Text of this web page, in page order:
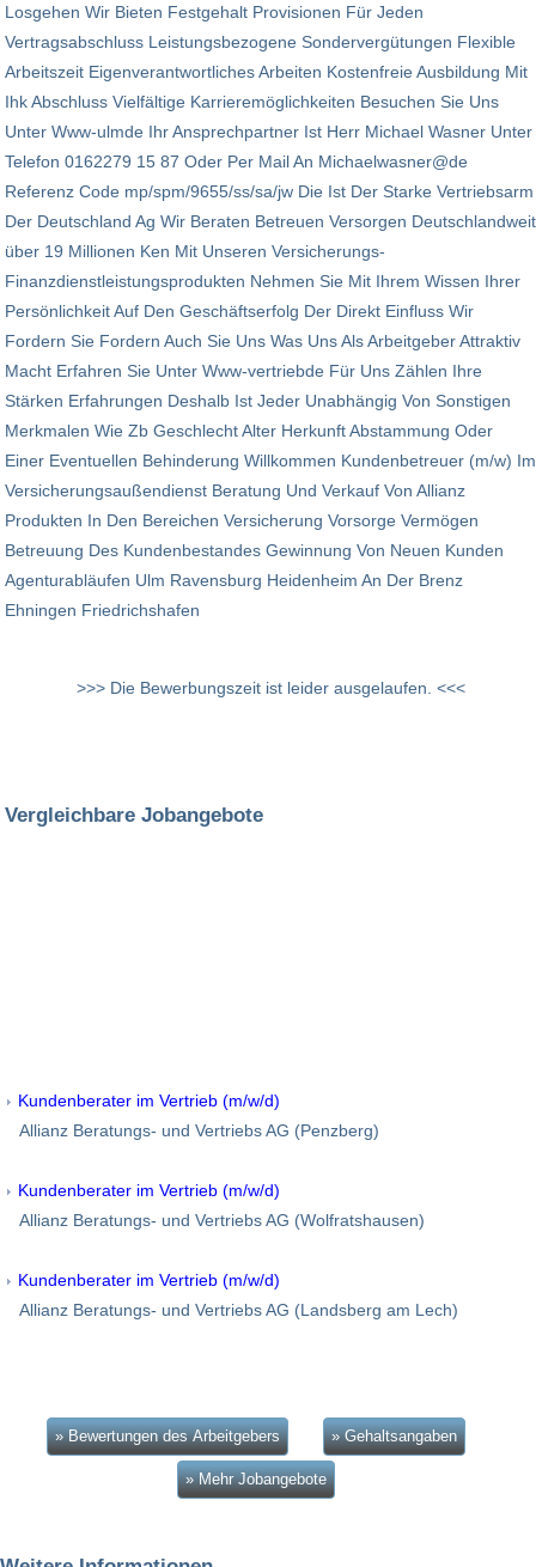
Losgehen Wir Bieten Festgehalt Provisionen Für Jeden
Vertragsabschluss Leistungsbezogene Sondervergütungen Flexible
Arbeitszeit Eigenverantwortliches Arbeiten Kostenfreie Ausbildung Mit
Ihk Abschluss Vielfältige Karrieremöglichkeiten Besuchen Sie Uns
Unter Www-ulmde Ihr Ansprechpartner Ist Herr Michael Wasner Unter
Telefon 0162279 15 87 Oder Per Mail An Michaelwasner@de
Referenz Code mp/spm/9655/ss/sa/jw Die Ist Der Starke Vertriebsarm
Der Deutschland Ag Wir Beraten Betreuen Versorgen Deutschlandweit
über 19 Millionen Ken Mit Unseren Versicherungs-
Finanzdienstleistungsprodukten Nehmen Sie Mit Ihrem Wissen Ihrer
Persönlichkeit Auf Den Geschäftserfolg Der Direkt Einfluss Wir
Fordern Sie Fordern Auch Sie Uns Was Uns Als Arbeitgeber Attraktiv
Macht Erfahren Sie Unter Www-vertriebde Für Uns Zählen Ihre
Stärken Erfahrungen Deshalb Ist Jeder Unabhängig Von Sonstigen
Merkmalen Wie Zb Geschlecht Alter Herkunft Abstammung Oder
Einer Eventuellen Behinderung Willkommen Kundenbetreuer (m/w) Im
Versicherungsaußendienst Beratung Und Verkauf Von Allianz
Produkten In Den Bereichen Versicherung Vorsorge Vermögen
Betreuung Des Kundenbestandes Gewinnung Von Neuen Kunden
Agenturabläufen Ulm Ravensburg Heidenheim An Der Brenz
Ehningen Friedrichshafen
>>> Die Bewerbungszeit ist leider ausgelaufen. <<<
Vergleichbare Jobangebote
Kundenberater im Vertrieb (m/w/d)
Allianz Beratungs- und Vertriebs AG (Penzberg)
Kundenberater im Vertrieb (m/w/d)
Allianz Beratungs- und Vertriebs AG (Wolfratshausen)
Kundenberater im Vertrieb (m/w/d)
Allianz Beratungs- und Vertriebs AG (Landsberg am Lech)
» Bewertungen des Arbeitgebers » Gehaltsangaben
» Mehr Jobangebote